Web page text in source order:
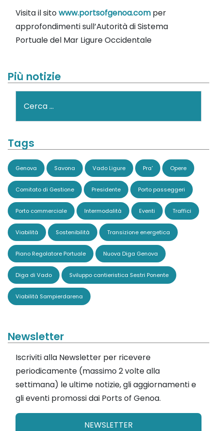
Visita il sitowww.portsofgenoa.com per
approfondimenti sull’Autorità di Sistema
Portuale del Mar Ligure Occidentale
Più notizie
Tags
Genova Savona Vado Ligure Pra' Opere
Comitato di Gestione Presidente Porto passeggeri
Porto commerciale Intermodalità Eventi Traffici
Viabilità Sostenibilità Transizione energetica
Piano Regolatore Portuale Nuova Diga Genova
Diga di Vado Sviluppo cantieristica Sestri Ponente
Viabilità Sampierdarena
Newsletter
Iscriviti alla Newsletter per ricevere
periodicamente (massimo 2 volte alla
settimana) le ultime notizie, gli aggiornamenti e
gli eventi promossi dai Ports of Genoa.
NEWSLETTER